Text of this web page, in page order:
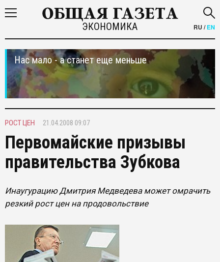
ЭКОНОМИКА RU /EN
Нас мало - а станет еще меньше
РОСТ ЦЕН 21.04.2008 09:07
Первомайские призывы
правительства Зубкова
Инаугурацию Дмитрия Медведева может омрачить
резкий рост цен на продовольствие